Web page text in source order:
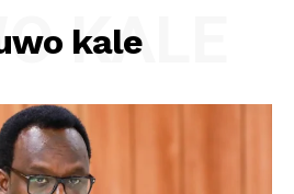
kale
KALE